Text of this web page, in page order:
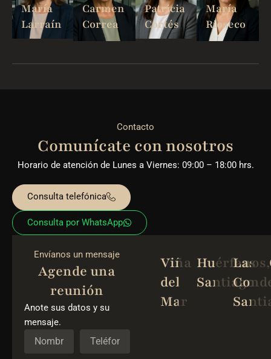
María
Larraín
Carmen
Correa
Patricia
Cortés
María
Rioseco
Contacto
Comunícate con nosotros
Horario de atención de Lunes a Viernes: 09:00 – 18:00 hrs.
Consulta telefónica
Consulta por WhatsApp
Envíanos un mensaje
Agende una
reunión
Anote sus datos y su
mensaje.
Viña
del
Mar
Huérfanos,
Santiago
Las